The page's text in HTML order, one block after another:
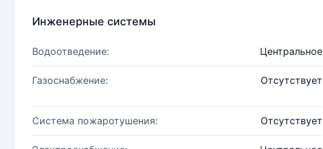
Инженерные системы
Водоотведение: Центральное
Газоснабжение: Отсутствует
Система пожаротушения: Отсутствует